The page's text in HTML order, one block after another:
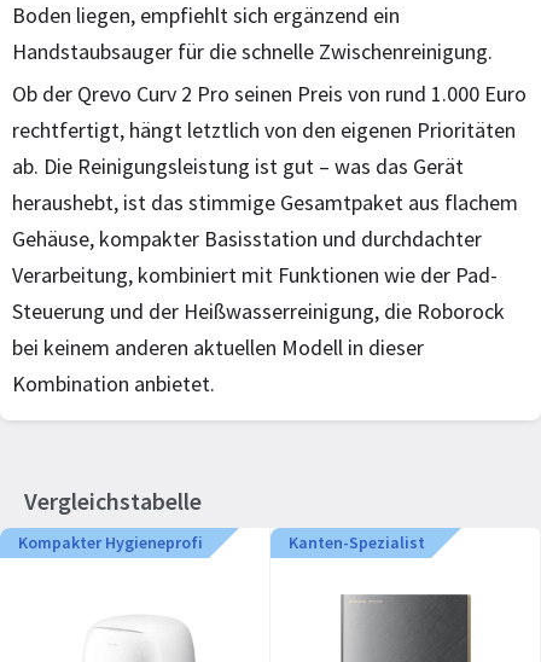
Boden liegen, empfiehlt sich ergänzend ein
Handstaubsauger für die schnelle Zwischenreinigung.
Ob der Qrevo Curv 2 Pro seinen Preis von rund 1.000 Euro
rechtfertigt, hängt letztlich von den eigenen Prioritäten
ab. Die Reinigungsleistung ist gut – was das Gerät
heraushebt, ist das stimmige Gesamtpaket aus flachem
Gehäuse, kompakter Basisstation und durchdachter
Verarbeitung, kombiniert mit Funktionen wie der Pad-
Steuerung und der Heißwasserreinigung, die Roborock
bei keinem anderen aktuellen Modell in dieser
Kombination anbietet.
Vergleichstabelle
Kompakter Hygieneprofi Kanten-Spezialist